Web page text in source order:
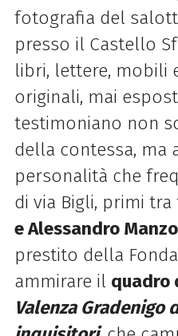
fotografia del
presso il Castello
libri, lettere, mobili
originali, mai
testimoniano non
della contessa, ma
personalità che
di via Bigli, primi
e Alessandro
prestito della
ammirare il quadro
Valenza Gradenigo